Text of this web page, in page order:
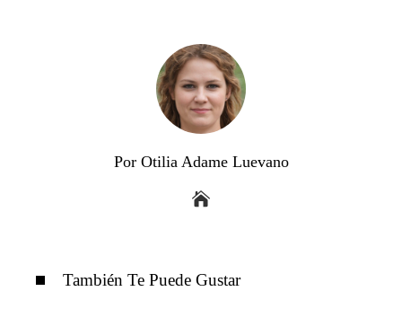
Por Otilia Adame Luevano
También Te Puede Gustar